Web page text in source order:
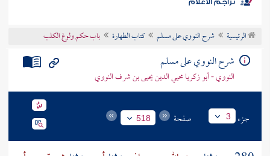
موضوعي
تراجم الأعلام
الرئيسية شرح النووي على مسلم كتاب الطهارة باب حكم ولوغ الكلب
شرح النووي على مسلم
النووي - أبو زكريا محيي الدين يحيى بن شرف النووي
جزء 3 صفحة 518